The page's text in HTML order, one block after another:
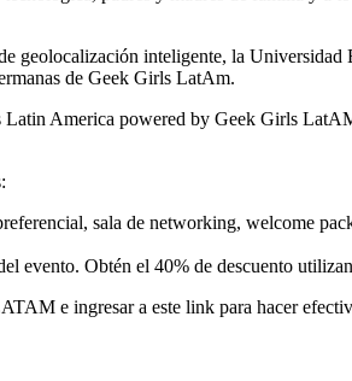
geolocalización inteligente, la
de Geek Girls LatAm.
America powered by Geek Girls
sala de networking, welcome
evento. Obtén el 40% de descuento
e ingresar a este link para hacer